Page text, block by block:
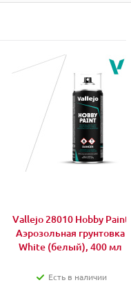
Vallejo 28010 Hobby Paint
Аэрозольная грунтовка
White (белый), 400 мл
Есть в наличии